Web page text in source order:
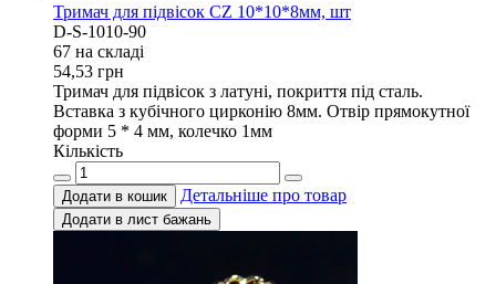
Тримач для підвісок CZ 10*10*8мм, шт
D-S-1010-90
67 на складi
54,53 грн
Тримач для підвісок з латуні, покриття під сталь.
Вставка з кубічного цирконію 8мм. Отвір прямокутної
форми 5 * 4 мм, колечко 1мм
Кількість
Додати в кошик Детальніше про товар
Додати в лист бажань